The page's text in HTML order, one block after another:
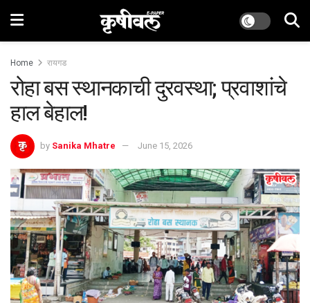
Home रायगड
रोहा बस स्थानकाची दुरवस्था; प्रवाशांचे
हाल बेहाल!
by Sanika Mhatre June 15, 2026